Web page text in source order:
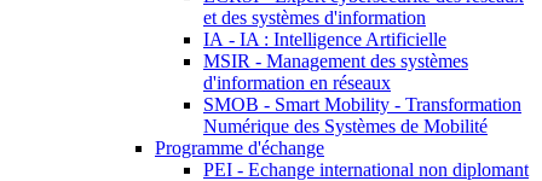
et des systèmes d'information
IA - IA : Intelligence Artificielle
MSIR - Management des systèmes
d'information en réseaux
SMOB - Smart Mobility - Transformation
Numérique des Systèmes de Mobilité
Programme d'échange
PEI - Echange international non diplomant